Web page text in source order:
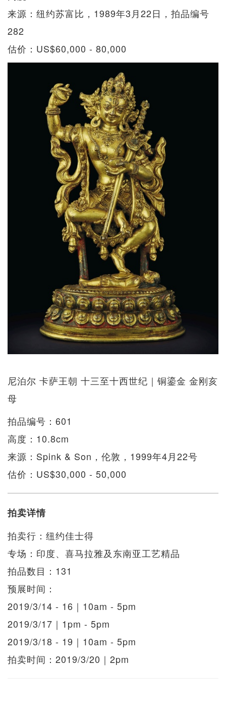
来源：纽约苏富比，1989年3月22日，拍品编号
282
估价：US$60,000 - 80,000
尼泊尔 卡萨王朝 十三至十西世纪｜铜鎏金 金刚亥
母
拍品编号：601
高度：10.8cm
来源：Spink & Son，伦敦，1999年4月22号
估价：US$30,000 - 50,000
拍卖详情
拍卖行：纽约佳士得
专场：印度、喜马拉雅及东南亚工艺精品
拍品数目：131
预展时间：
2019/3/14 - 16｜10am - 5pm
2019/3/17｜1pm - 5pm
2019/3/18 - 19｜10am - 5pm
拍卖时间：2019/3/20｜2pm